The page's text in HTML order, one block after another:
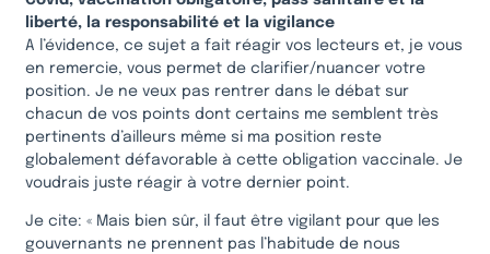
liberté, la responsabilité et la vigilance
A l’évidence, ce sujet a fait réagir vos lecteurs et, je vous
en remercie, vous permet de clarifier/nuancer votre
position. Je ne veux pas rentrer dans le débat sur
chacun de vos points dont certains me semblent très
pertinents d’ailleurs même si ma position reste
globalement défavorable à cette obligation vaccinale. Je
voudrais juste réagir à votre dernier point.
Je cite: « Mais bien sûr, il faut être vigilant pour que les
gouvernants ne prennent pas l’habitude de nous